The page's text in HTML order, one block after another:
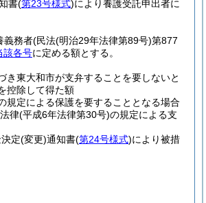
書(第23号様式)により養護受託申出者に
義務者(民法(明治29年法律第89号)第877
該各号に定める額とする。
東大和市が支弁することを要しないと
控除して得た額
規定による保護を要することとなる場合
律(平成6年法律第30号)の規定による支
定(変更)通知書(第24号様式)により被措